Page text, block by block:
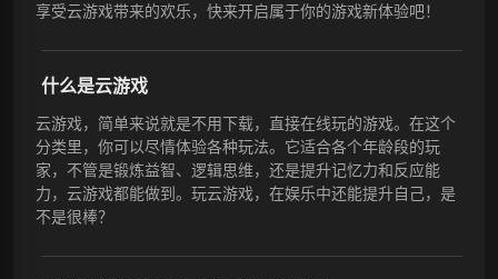
享受云游戏带来的欢乐，快来开启属于你的游戏新体验吧！
什么是云游戏
云游戏，简单来说就是不用下载，直接在线玩的游戏。在这个
分类里，你可以尽情体验各种玩法。它适合各个年龄段的玩
家，不管是锻炼益智、逻辑思维，还是提升记忆力和反应能
力，云游戏都能做到。玩云游戏，在娱乐中还能提升自己，是
不是很棒？